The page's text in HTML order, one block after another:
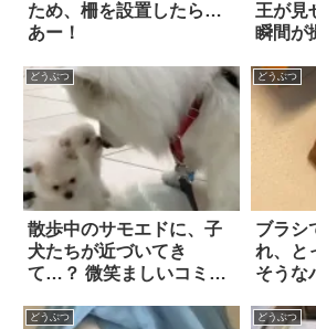
ため、柵を設置したら…
あー！
王が見
瞬間が
どうぶつ
散歩中のサモエドに、子
犬たちが近づいてき
て…？ 微笑ましいコミュ
ン！！
どうぶつ
ブラシ
れ、と
そうな
ョコっ
どうぶつ どうぶつ